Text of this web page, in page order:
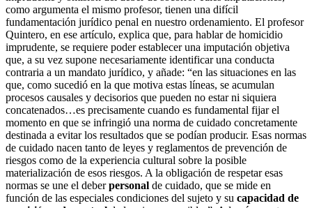
como argumenta el mismo profesor, tienen una difícil
fundamentación jurídico penal en nuestro ordenamiento. El profesor
Quintero, en ese artículo, explica que, para hablar de homicidio
imprudente, se requiere poder establecer una imputación objetiva
que, a su vez supone necesariamente identificar una conducta
contraria a un mandato jurídico, y añade: “en las situaciones en las
que, como sucedió en la que motiva estas líneas, se acumulan
procesos causales y decisorios que pueden no estar ni siquiera
concatenados…es precisamente cuando es fundamental fijar el
momento en que se infringió una norma de cuidado concretamente
destinada a evitar los resultados que se podían producir. Esas normas
de cuidado nacen tanto de leyes y reglamentos de prevención de
riesgos como de la experiencia cultural sobre la posible
materialización de esos riesgos. A la obligación de respetar esas
normas se une el deberpersonal de cuidado, que se mide en
función de las especiales condiciones del sujeto y su capacidad de